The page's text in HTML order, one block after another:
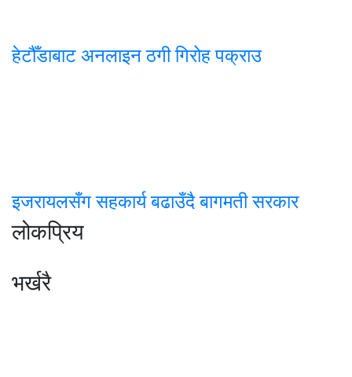
हेटौँडाबाट अनलाइन ठगी गिरोह पक्राउ
इजरायलसँग सहकार्य बढाउँदै बागमती सरकार
लोकप्रिय
भर्खरै